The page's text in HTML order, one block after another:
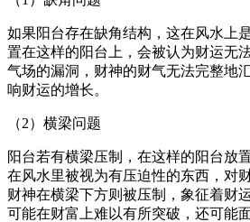
如果阳台存在缺角结构，这在风水上
置在这样的阳台上，会被认为财运无
气场的漏洞，财神的财气无法完整地
响财运的增长。
（2）横梁问题
阳台若有横梁压制，在这样的阳台放
在风水里被视为有压迫性的东西，对
财神在横梁下方则被压制，象征着财
可能在财富上难以有所突破，还可能